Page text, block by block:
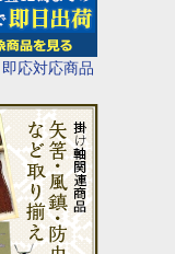
即応対応商品